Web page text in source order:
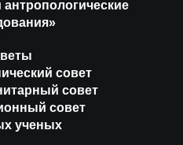
совет
совет
совет
ученых